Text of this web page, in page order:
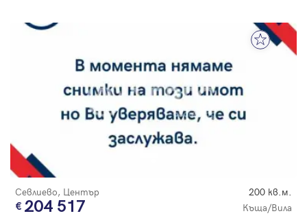
Севлиево, Център 200 кв.м.
204 517 Къща/Вила